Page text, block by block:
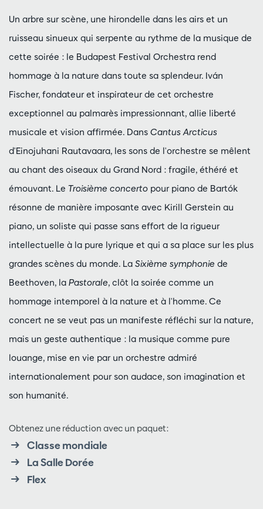
Un arbre sur scène, une hirondelle dans les airs et un
ruisseau sinueux qui serpente au rythme de la musique de
cette soirée : le Budapest Festival Orchestra rend
hommage à la nature dans toute sa splendeur. Iván
Fischer, fondateur et inspirateur de cet orchestre
exceptionnel au palmarès impressionnant, allie liberté
musicale et vision affirmée. Dans Cantus Arcticus
d'Einojuhani Rautavaara, les sons de l'orchestre se mêlent
au chant des oiseaux du Grand Nord : fragile, éthéré et
émouvant. Le Troisième concerto pour piano de Bartók
résonne de manière imposante avec Kirill Gerstein au
piano, un soliste qui passe sans effort de la rigueur
intellectuelle à la pure lyrique et qui a sa place sur les plus
grandes scènes du monde. La Sixième symphonie de
Beethoven, la Pastorale, clôt la soirée comme un
hommage intemporel à la nature et à l'homme. Ce
concert ne se veut pas un manifeste réfléchi sur la nature,
mais un geste authentique : la musique comme pure
louange, mise en vie par un orchestre admiré
internationalement pour son audace, son imagination et
son humanité.
Obtenez une réduction avec un paquet:
Classe mondiale
La Salle Dorée
Flex